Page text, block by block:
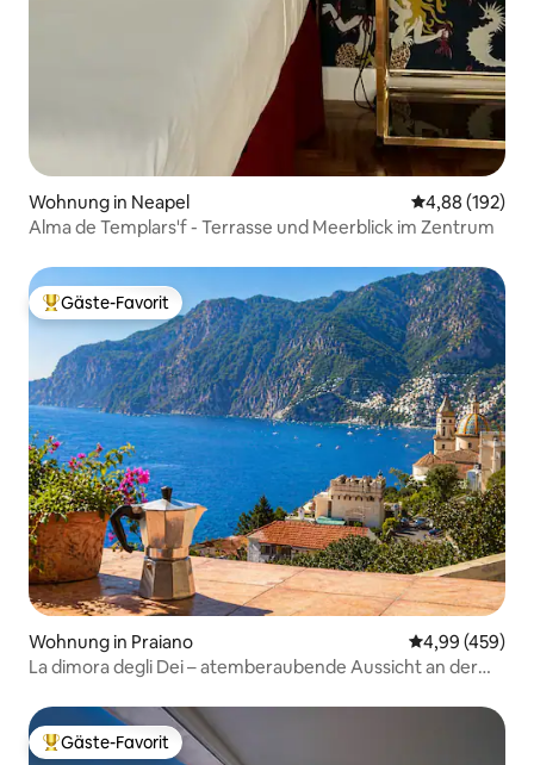
Wohnung in Neapel
4,88 (192)
Alma de Templars'f - Terrasse und Meerblick im Zentrum
Beliebter Gäste-Favorit.
Gäste-Favorit
Wohnung in Praiano
4,99 (459)
La dimora degli Dei – atemberaubende Aussicht an der
Beliebter Gäste-Favorit.
Gäste-Favorit